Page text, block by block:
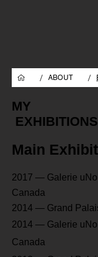
/ ABOUT /
MY
EXHIBITIONS
Main
2017 — Galerie
Canada
2014 — Grand
2014 — Galerie
Canada